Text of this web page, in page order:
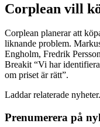
Corplean vill
Corplean planerar att
liknande problem.
Engholm, Fredrik
Breakit “Vi har
om priset är rätt”.
Laddar relaterade
Prenumerera på